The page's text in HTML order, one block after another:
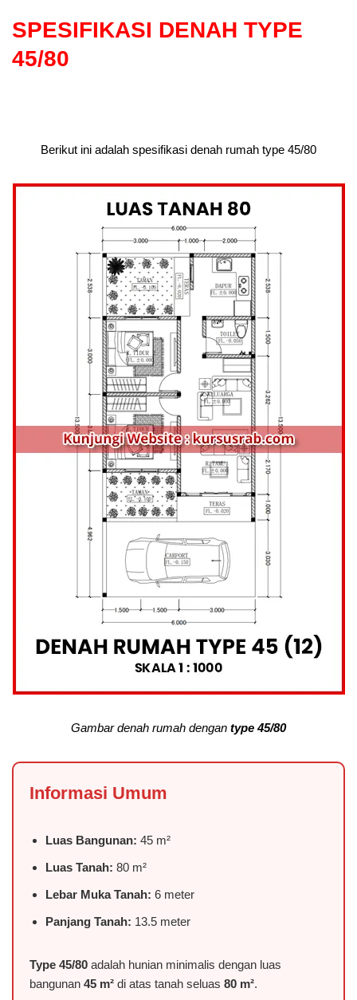
SPESIFIKASI DENAH TYPE
45/80
Berikut ini adalah spesifikasi denah rumah type 45/80
Gambar denah rumah dengan type 45/80
Informasi Umum
Luas Bangunan: 45 m²
Luas Tanah: 80 m²
Lebar Muka Tanah: 6 meter
Panjang Tanah: 13.5 meter
Type 45/80 adalah hunian minimalis dengan luas
bangunan 45 m² di atas tanah seluas 80 m².